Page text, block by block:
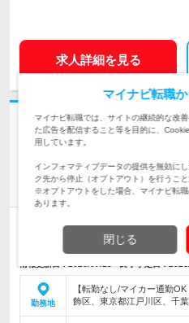
求人詳細を見る
志望動機・自己PR不要
社会福祉法人南台五光福祉協会 | 《入
＼40代女性活躍中／【施設職員
迎！
職種・業種未経験OK 完全
転勤なし 女性のお
勤務地
【転勤なし/マイカー通勤
飾区、東京都江戸川区、千
マイナビ転職
マイナビ転職では、サイトの継続的な改
た広告を配信すること等を目的に、
用しています。
インフォマティブデータの提供を無効に
ク先から停止（オプトアウト）を行うこと
※オプトアウトをした場合、マイナビ転
あります。
閉じる